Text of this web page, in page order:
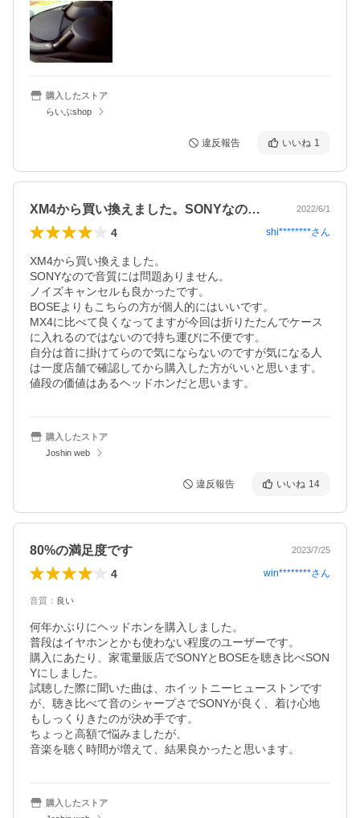
購入したストア
らいぶshop
違反報告 いいね 1
XM4から買い換えました。SONYなの… 2022/6/1
4 shi********さん
XM4から買い換えました。
SONYなので音質には問題ありません。
ノイズキャンセルも良かったです。
BOSEよりもこちらの方が個人的にはいいです。
MX4に比べて良くなってますが今回は折りたたんでケース
に入れるのではないので持ち運びに不便です。
自分は首に掛けてらので気にならないのですが気になる人
は一度店舗で確認してから購入した方がいいと思います。
値段の価値はあるヘッドホンだと思います。
購入したストア
Joshin web
違反報告 いいね 14
80%の満足度です 2023/7/25
4 win********さん
音質 ： 良い
何年かぶりにヘッドホンを購入しました。
普段はイヤホンとかも使わない程度のユーザーです。
購入にあたり、家電量販店でSONYとBOSEを聴き比べSON
Yにしました。
試聴した際に聞いた曲は、ホイットニーヒューストンです
が、聴き比べて音のシャープさでSONYが良く、着け心地
もしっくりきたのが決め手です。
ちょっと高額で悩みましたが、
音楽を聴く時間が増えて、結果良かったと思います。
購入したストア